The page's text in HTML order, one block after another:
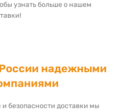
узнать больше о нашем
надежными
безопасности доставки мы